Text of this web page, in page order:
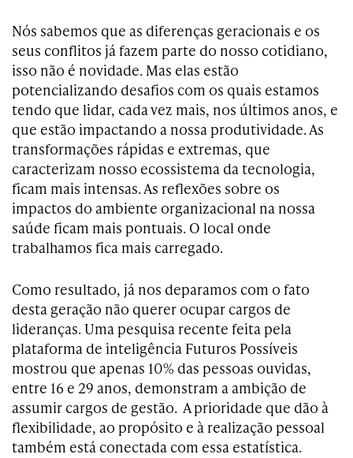
Nós sabemos que as diferenças geracionais e os
seus conflitos já fazem parte do nosso cotidiano,
isso não é novidade. Mas elas estão
potencializando desafios com os quais estamos
tendo que lidar, cada vez mais, nos últimos anos, e
que estão impactando a nossa produtividade. As
transformações rápidas e extremas, que
caracterizam nosso ecossistema da tecnologia,
ficam mais intensas. As reflexões sobre os
impactos do ambiente organizacional na nossa
saúde ficam mais pontuais. O local onde
trabalhamos fica mais carregado.
Como resultado, já nos deparamos com o fato
desta geração não querer ocupar cargos de
lideranças. Uma pesquisa recente feita pela
plataforma de inteligência Futuros Possíveis
mostrou que apenas 10% das pessoas ouvidas,
entre 16 e 29 anos, demonstram a ambição de
assumir cargos de gestão. A prioridade que dão à
flexibilidade, ao propósito e à realização pessoal
também está conectada com essa estatística.